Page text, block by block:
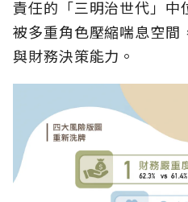
責任的「三明治世代」中
被多重角色壓縮喘息空間
與財務決策能力。